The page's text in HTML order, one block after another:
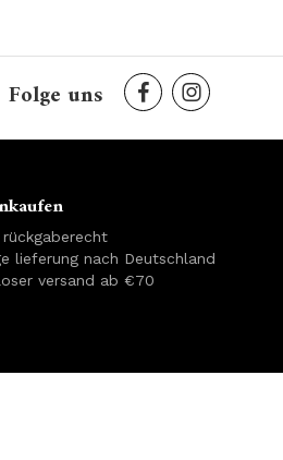
Folge uns
rückgaberecht
lieferung nach Deutschland
versand ab €70